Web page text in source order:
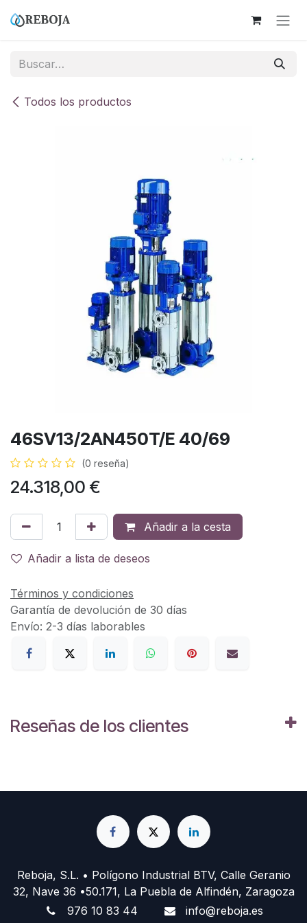
Todos los productos
46SV13/2AN450T/E 40/69
(0 reseña)
24.318,00 €
Añadir a la cesta
Añadir a lista de deseos
Términos y condiciones
Garantía de devolución de 30 días
Envío: 2-3 días laborables
Reseñas de los clientes
Reboja, S.L. • Polígono Industrial BTV, Calle Geranio
32, Nave 36 •50.171, La Puebla de Alfindén, Zaragoza
976 10 83 44
info@reboja.es